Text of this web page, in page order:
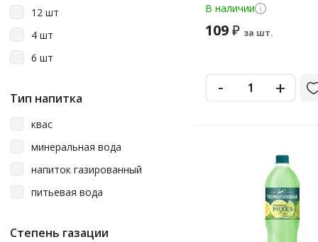
12 шт
4 шт
6 шт
Тип напитка
квас
минеральная вода
напиток газированный
питьевая вода
Степень газации
В наличии
109₽ за шт.
- +